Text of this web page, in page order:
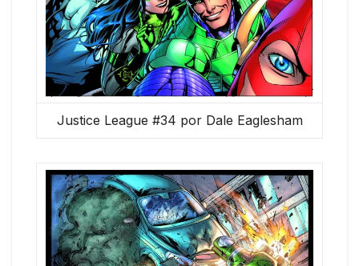
Justice League #34 por Dale Eaglesham